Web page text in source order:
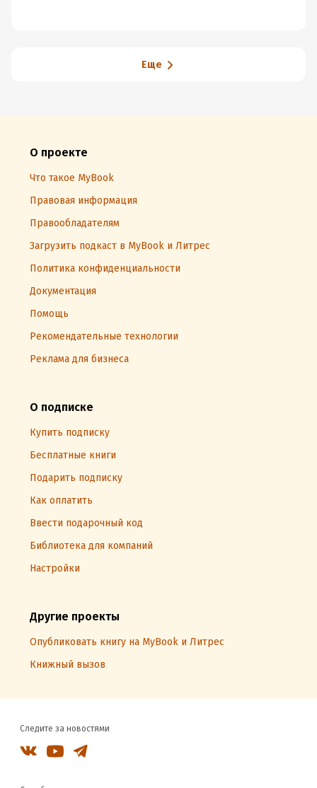
Еще
О проекте
Что такое MyBook
Правовая информация
Правообладателям
Загрузить подкаст в MyBook и Литрес
Политика конфиденциальности
Документация
Помощь
Рекомендательные технологии
Реклама для бизнеса
О подписке
Купить подписку
Бесплатные книги
Подарить подписку
Как оплатить
Ввести подарочный код
Библиотека для компаний
Настройки
Другие проекты
Опубликовать книгу на MyBook и Литрес
Книжный вызов
Следите за новостями